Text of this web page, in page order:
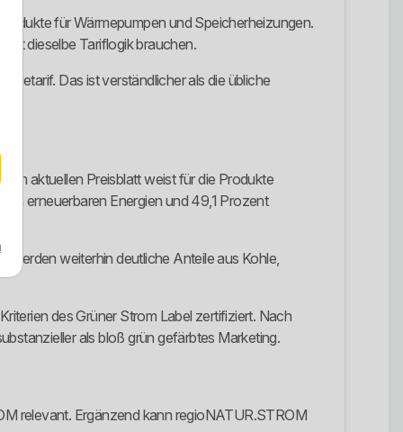
für Wärmepumpen und Speicherheizungen.
dieselbe Tariflogik brauchen.
Das ist verständlicher als die übliche
aktuellen Preisblatt weist für die Produkte
erneuerbaren Energien und 49,1 Prozent
werden weiterhin deutliche Anteile aus Kohle,
des Grüner Strom Label zertifiziert. Nach
als bloß grün gefärbtes Marketing.
relevant. Ergänzend kann regioNATUR.STROM